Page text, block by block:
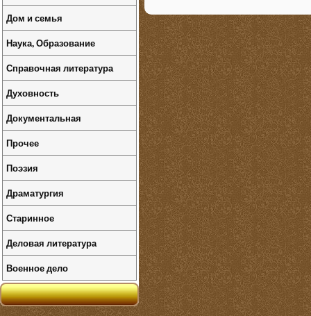
Дом и семья
Наука, Образование
Справочная литература
Духовность
Документальная
Прочее
Поэзия
Драматургия
Старинное
Деловая литература
Военное дело